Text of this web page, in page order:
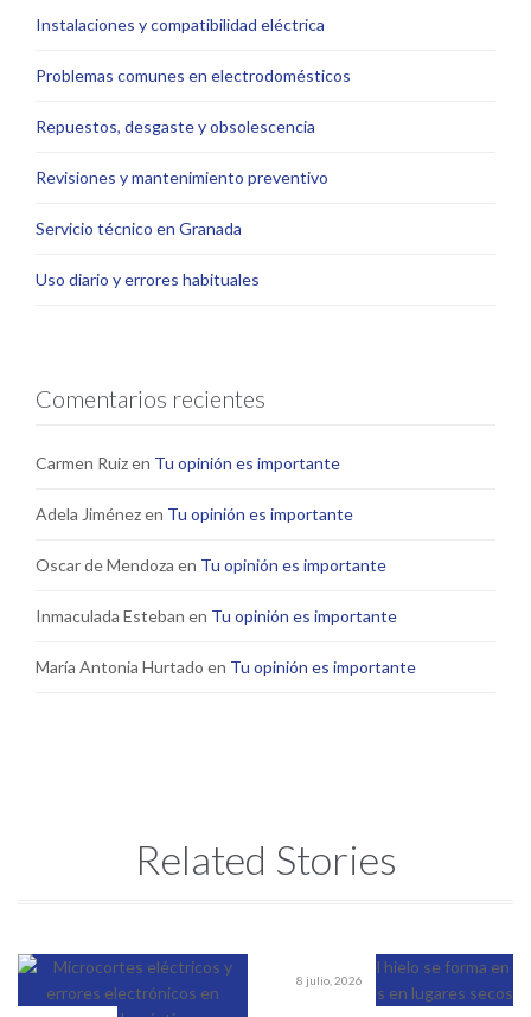
Instalaciones y compatibilidad eléctrica
Problemas comunes en electrodomésticos
Repuestos, desgaste y obsolescencia
Revisiones y mantenimiento preventivo
Servicio técnico en Granada
Uso diario y errores habituales
Comentarios recientes
Carmen Ruizen Tu opinión es importante
Adela Jiménezen Tu opinión es importante
Oscar de Mendoza en Tu opinión es importante
Inmaculada Esteban en Tu opinión es importante
María Antonia Hurtado en Tu opinión es importante
Related Stories
8 julio, 2026